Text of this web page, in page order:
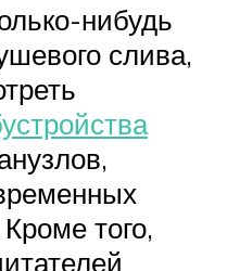
нибудь
слива,
того,